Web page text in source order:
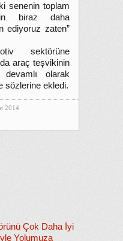
senenin toplam
biraz daha
ediyoruz zaten”
sektörüne
araç teşvikinin
olarak
sözlerine ekledi.
2014
Çok Daha İyi
Yolumuza